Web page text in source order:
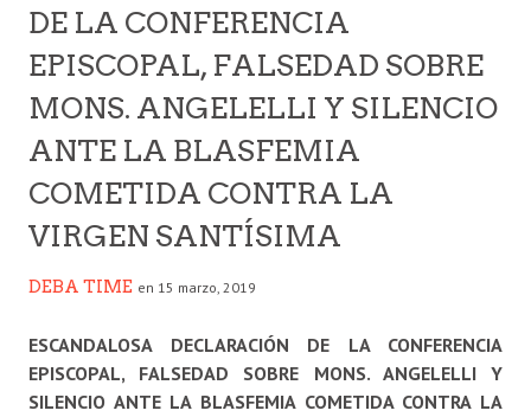
DE LA CONFERENCIA
EPISCOPAL, FALSEDAD SOBRE
MONS. ANGELELLI Y SILENCIO
ANTE LA BLASFEMIA
COMETIDA CONTRA LA
VIRGEN SANTÍSIMA
DEBA TIME en 15 marzo, 2019
ESCANDALOSA DECLARACIÓN DE LA CONFERENCIA
EPISCOPAL, FALSEDAD SOBRE MONS. ANGELELLI Y
SILENCIO ANTE LA BLASFEMIA COMETIDA CONTRA LA